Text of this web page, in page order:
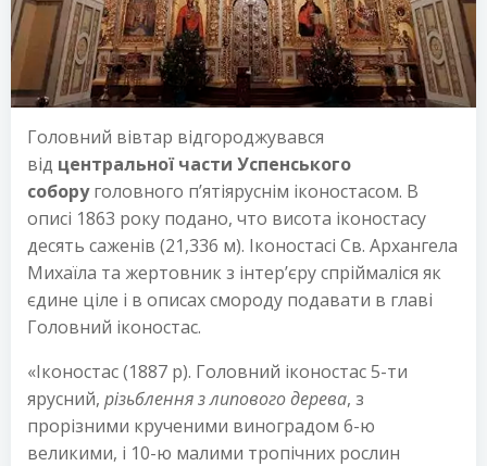
Головний вівтар відгороджувався
від центральної части Успенського
соборуголовного п’ятіяруснім іконостасом. В
описі 1863 року подано, что висота іконостасу
десять саженів (21,336 м). Іконостасі Св. Архангела
Михаїла та жертовник з інтер’єру спріймаліся як
єдине ціле і в описах смороду подавати в главі
Головний іконостас.
«Іконостас (1887 р). Головний іконостас 5-ти
ярусний, різьблення з липового дерева, з
прорізними крученими виноградом 6-ю
великими, і 10-ю малими тропічних рослин